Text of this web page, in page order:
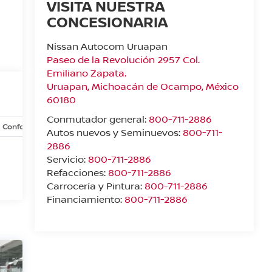
VISITA NUESTRA
CONCESIONARIA
Nissan Autocom Uruapan
Paseo de la Revolución 2957 Col.
Emiliano Zapata.
Uruapan,Michoacán de Ocampo, México
60180
Conmutador general: 800-711-2886
Autos nuevos y Seminuevos: 800-711-
2886
Servicio: 800-711-2886
Refacciones: 800-711-2886
Carrocería y Pintura: 800-711-2886
Financiamiento: 800-711-2886
Confort y conveniencia Exterior